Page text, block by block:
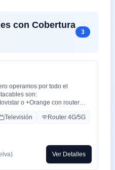
con Cobertura
3
operamos por todo el
son:
o +Orange con router
Orange, Yoigo y Movistar
la plataformas de cine y
Prime, Apple TV, Disney+
con alarmas de la marca ADT
Televisión
Router 4G/5G
Ver Detalles